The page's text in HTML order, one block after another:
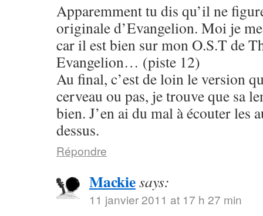
Apparemment tu dis qu’il ne
originale d’Evangelion. Moi je
car il est bien sur mon O.S.T de
Evangelion… (piste 12)
Au final, c’est de loin le version
cerveau ou pas, je trouve que sa
bien. J’en ai du mal à écouter les
dessus.
Répondre
Mackiesays:
11 janvier 2011 at 17 h 27 min